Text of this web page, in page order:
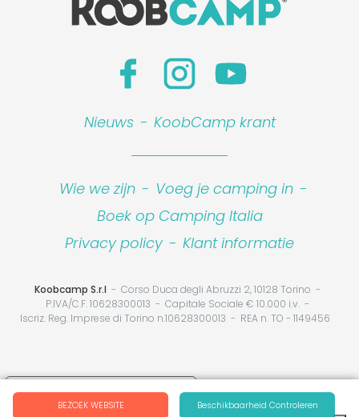
BEZOEK WEBSITE Beschikbaarheid Controleren
Nieuws - KoobCamp krant
Wie we zijn - Voeg je camping in -
Boek op Camping Italia
Privacy policy - Klant informatie
Koobcamp S.r.l
Corso Duca degli Abruzzi 2, 10128 Torino
P.IVA/C.F. 10628300013
Capitale Sociale € 10.000 i.v.
Iscriz. Reg. Imprese di Torino n.10628300013
REA n. TO - 1149456
Your Privacy Choices